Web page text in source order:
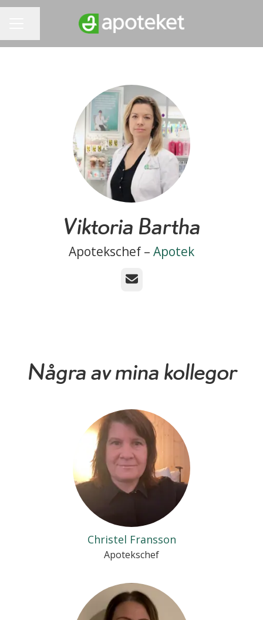
Viktoria Bartha
Apotekschef – Apotek
E-post
Några av mina kollegor
Christel Fransson
Apotekschef